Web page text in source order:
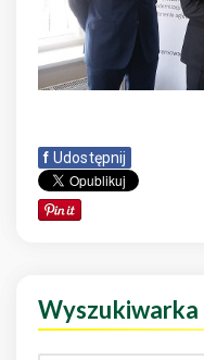
f Udostępnij
Wyszukiwarka